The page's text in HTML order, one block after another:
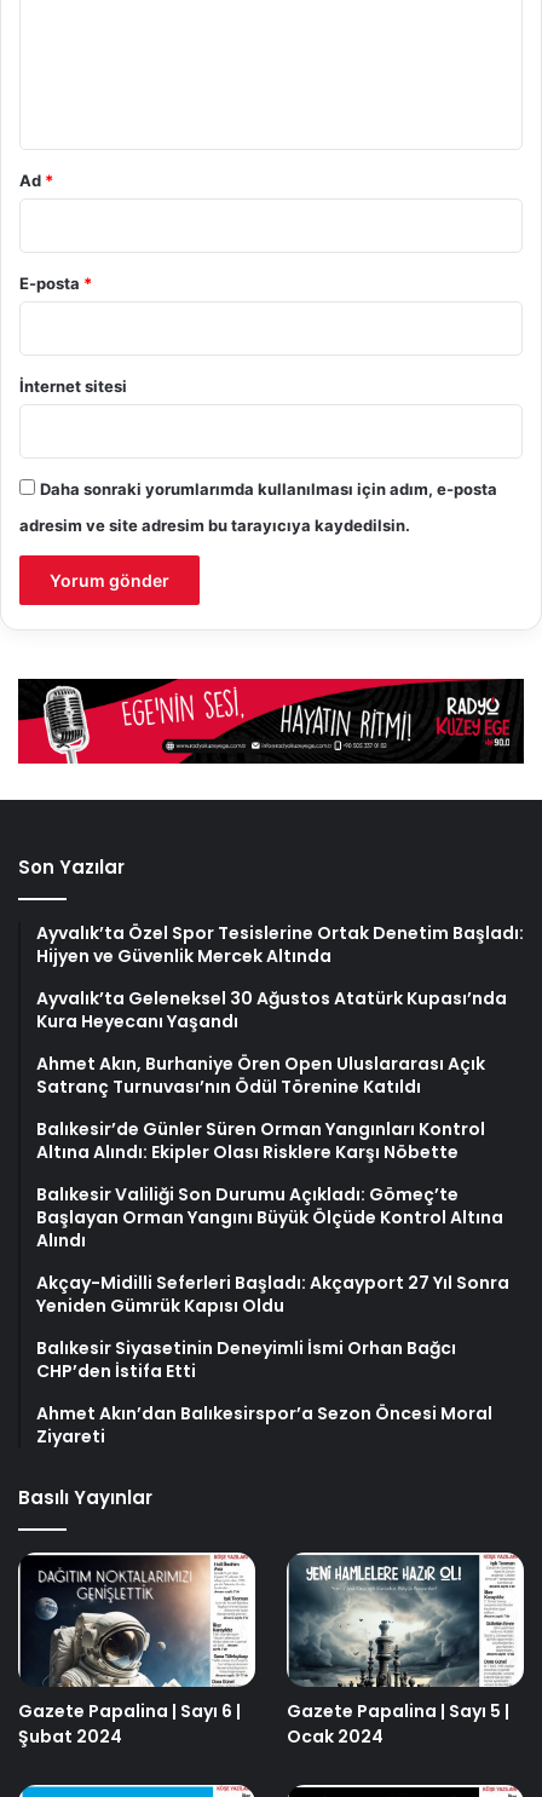
Ad *
E-posta *
İnternet sitesi
Daha sonraki yorumlarımda kullanılması için adım, e-posta
adresim ve site adresim bu tarayıcıya kaydedilsin.
Son Yazılar
Ayvalık’ta Özel Spor Tesislerine Ortak Denetim Başladı:
Hijyen ve Güvenlik Mercek Altında
Ayvalık’ta Geleneksel 30 Ağustos Atatürk Kupası’nda
Kura Heyecanı Yaşandı
Ahmet Akın, Burhaniye Ören Open Uluslararası Açık
Satranç Turnuvası’nın Ödül Törenine Katıldı
Balıkesir’de Günler Süren Orman Yangınları Kontrol
Altına Alındı: Ekipler Olası Risklere Karşı Nöbette
Balıkesir Valiliği Son Durumu Açıkladı: Gömeç’te
Başlayan Orman Yangını Büyük Ölçüde Kontrol Altına
Alındı
Akçay-Midilli Seferleri Başladı: Akçayport 27 Yıl Sonra
Yeniden Gümrük Kapısı Oldu
Balıkesir Siyasetinin Deneyimli İsmi Orhan Bağcı
CHP’den İstifa Etti
Ahmet Akın’dan Balıkesirspor’a Sezon Öncesi Moral
Ziyareti
Basılı Yayınlar
Gazete Papalina | Sayı 6 |
Şubat 2024
Gazete Papalina | Sayı 5 |
Ocak 2024